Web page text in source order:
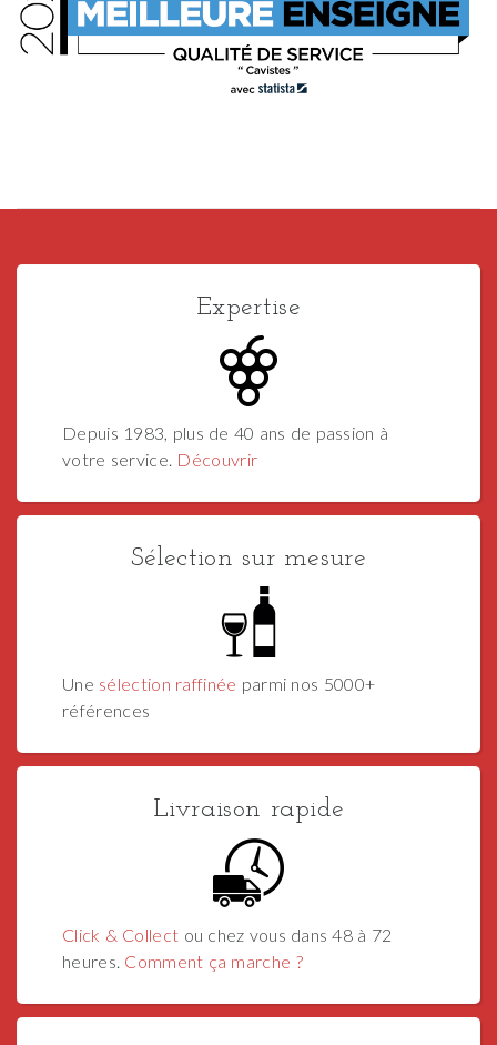
Expertise
Depuis 1983, plus de 40 ans de passion à
votre service. Découvrir
Sélection sur mesure
Une sélection raffinée parmi nos 5000+
références
Livraison rapide
Click & Collect ou chez vous dans 48 à 72
heures. Comment ça marche ?